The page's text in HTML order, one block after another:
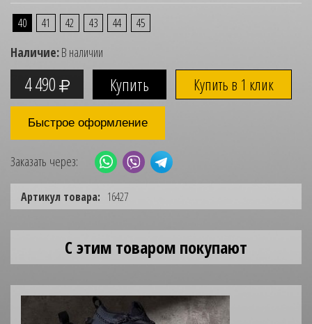
40 41 42 43 44 45
Наличие:В наличии
4 490 Купить в 1 клик
Быстрое оформление
Заказать через:
Артикул товара: 16427
С этим товаром покупают